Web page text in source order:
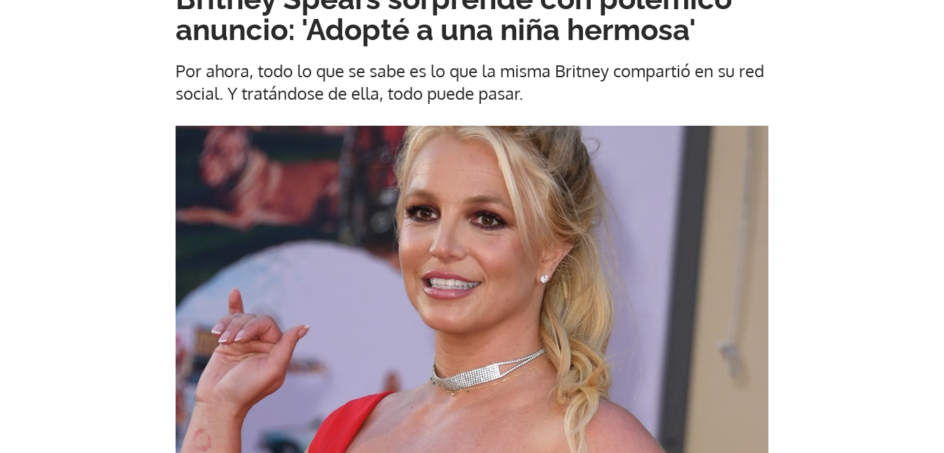
anuncio: 'Adopté a una niña hermosa'
Por ahora, todo lo que se sabe es lo que la misma Britney compartió en su red
social. Y tratándose de ella, todo puede pasar.